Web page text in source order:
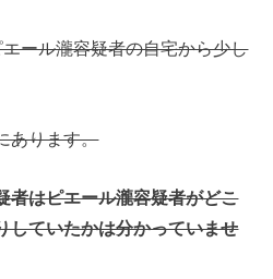
ール瀧容疑者の自宅から少し
あります。
者はピエール瀧容疑者がどこ
していたかは分かっていませ